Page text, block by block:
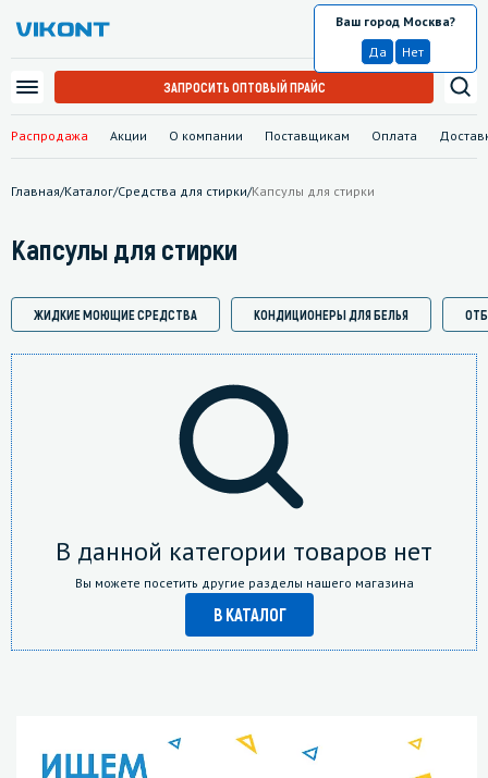
Распродажа Акции О компании Поставщикам Оплата
Москва
Ваш город Москва?
Да
Нет
ЗАПРОСИТЬ ОПТОВЫЙ ПРАЙС
Главная/Каталог/Средства для стирки/Капсулы для стирки
Капсулы для стирки
ЖИДКИЕ МОЮЩИЕ СРЕДСТВА КОНДИЦИОНЕРЫ ДЛЯ БЕЛЬЯ
В данной категории товаров нет
Вы можете посетить другие разделы нашего магазина
В КАТАЛОГ